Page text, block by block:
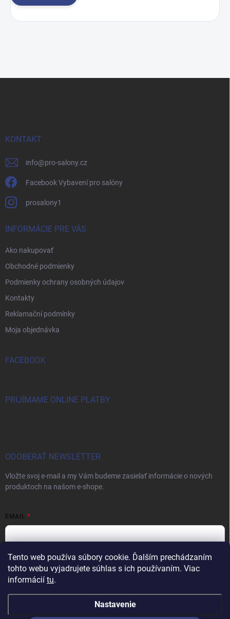
Tento web používa súbory cookie. Ďalším prechádzaním
tohto webu vyjadrujete súhlas s ich používaním. Viac
informácií tu.
Nastavenie
KONTAKT
info@pro-salony.cz
Facebook Vybavení pro salóny
prosalony1
INFORMÁCIE PRE VÁS
Ako nakupovať
Obchodné podmienky
Podmienky ochrany osobných údajov
Kontakty
Reklamační podmínky
Moja objednávka
FACEBOOK
PRIJÍMAME ONLINE PLATBY
ODOBERAŤ NEWSLETTER
Vložte svoj e-mail a my Vám budeme zasielať informácie o nových
produktoch na našom e-shope.
EMAIL
Vložením e-mailu súhlasíte spodmienkami ochrany osobných údajov
Prihlásiť sa